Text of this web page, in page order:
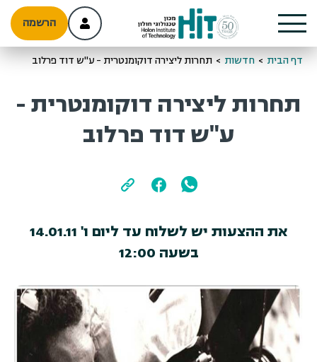
הרשמה
דף הבית > חדשות > תחרות ליצירה דוקומנטרית - ע"ש דוד פרלוב
תחרות ליצירה דוקומנטרית -
ע"ש דוד פרלוב
את ההצעות יש לשלוח עד ליום ו' 14.01.11
בשעה 12:00